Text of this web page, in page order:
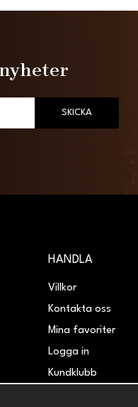
SKICKA
HANDLA
Villkor
Kontakta oss
Mina favoriter
Logga in
Kundklubb